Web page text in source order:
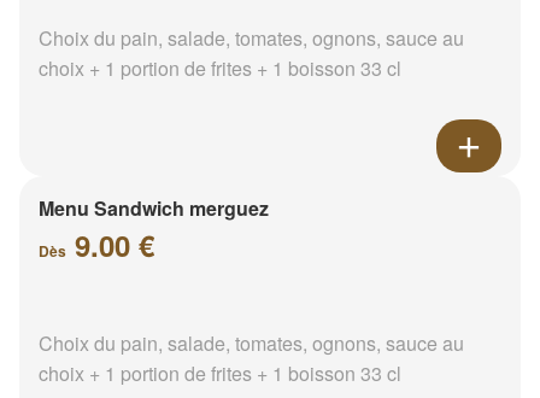
Choix du pain, salade, tomates, ognons, sauce au
choix + 1 portion de frites + 1 boisson 33 cl
Menu Sandwich merguez
Dès 9.00 €
Choix du pain, salade, tomates, ognons, sauce au
choix + 1 portion de frites + 1 boisson 33 cl